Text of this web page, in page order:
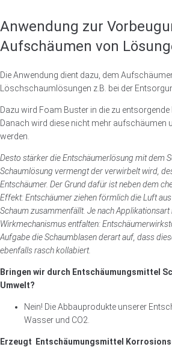
Anwendung zur
Aufschäumen von
Die Anwendung dient dazu, dem
Löschschaumlösungen z.B. bei der
Dazu wird Foam Buster in die zu entsorgende
Danach wird diese nicht mehr aufschäumen
werden.
Desto stärker die Entschäumerlösung mit dem
Schaumlösung vermengt der verwirbelt wird,
Entschäumer. Der Grund dafür ist neben dem
Effekt: Entschäumer ziehen förmlich die Luft
Schaum zusammenfällt. Je nach Applikationsart
Wirkmechanismus entfalten:
Aufgabe die Schaumblasen derart auf, dass
ebenfalls rasch kollabiert.
Bringen wir durch Entschäumungsmittel
Umwelt?
Nein! Die Abbauprodukte unserer
Wasser und CO2.
Erzeugt Entschäumungsmittel